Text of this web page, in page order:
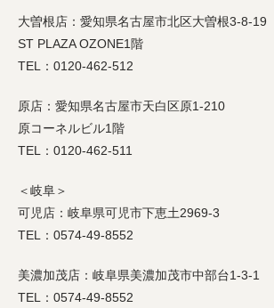
大曽根店：愛知県名古屋市北区大曽根3-8-19
ST PLAZA OZONE1階
TEL：0120-462-512
原店：愛知県名古屋市天白区原1-210
原コーネルビル1階
TEL：0120-462-511
＜岐阜＞
可児店：岐阜県可児市下恵土2969-3
TEL：0574-49-8552
美濃加茂店：岐阜県美濃加茂市中部台1-3-1
TEL：0574-49-8552